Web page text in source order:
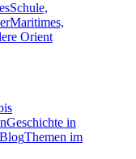
Schule,
Maritimes,
Orient
Geschichte in
Themen im